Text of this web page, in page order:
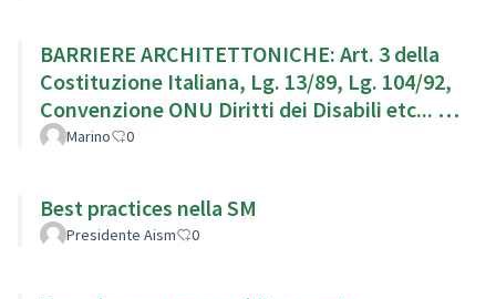
BARRIERE ARCHITETTONICHE: Art. 3 della
Costituzione Italiana, Lg. 13/89, Lg. 104/92,
Convenzione ONU Diritti dei Disabili etc... g.
104/92,
Marino 0
Best practices nella SM
Presidente Aism 0